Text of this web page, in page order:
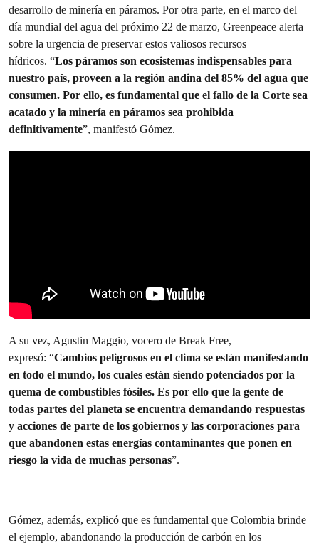
desarrollo de minería en páramos. Por otra parte, en el marco del
día mundial del agua del próximo 22 de marzo, Greenpeace alerta
sobre la urgencia de preservar estos valiosos recursos
hídricos. “Los páramos son ecosistemas indispensables para
nuestro país, proveen a la región andina del 85% del agua que
consumen. Por ello, es fundamental que el fallo de la Corte sea
acatado y la minería en páramos sea prohibida
definitivamente”, manifestó Gómez.
A su vez, Agustin Maggio, vocero de Break Free,
expresó: “Cambios peligrosos en el clima se están manifestando
en todo el mundo, los cuales están siendo potenciados por la
quema de combustibles fósiles. Es por ello que la gente de
todas partes del planeta se encuentra demandando respuestas
y acciones de parte de los gobiernos y las corporaciones para
que abandonen estas energías contaminantes que ponen en
riesgo la vida de muchas personas”.
Gómez, además, explicó que es fundamental que Colombia brinde
el ejemplo, abandonando la producción de carbón en los